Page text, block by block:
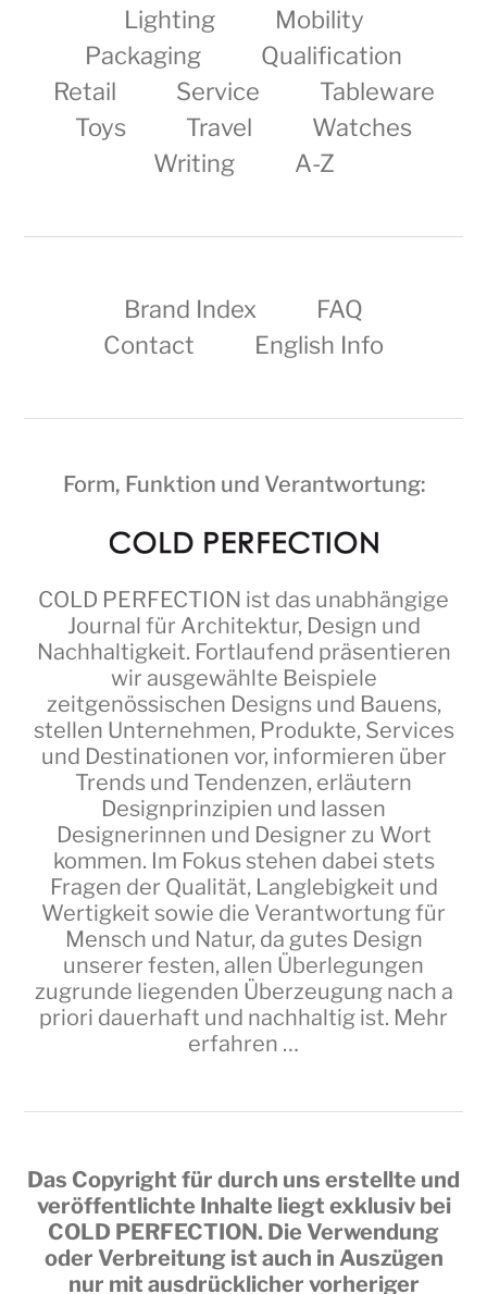
Lighting
Mobility
Packaging
Qualification
Retail
Service
Tableware
Toys
Travel
Watches
Writing
A-Z
Brand Index
FAQ
Contact
English Info
Form, Funktion und Verantwortung:
COLD PERFECTION ist das unabhängige
Journal für Architektur, Design und
Nachhaltigkeit. Fortlaufend präsentieren
wir ausgewählte Beispiele
zeitgenössischen Designs und Bauens,
stellen Unternehmen, Produkte, Services
und Destinationen vor, informieren über
Trends und Tendenzen, erläutern
Designprinzipien und lassen
Designerinnen und Designer zu Wort
kommen. Im Fokus stehen dabei stets
Fragen der Qualität, Langlebigkeit und
Wertigkeit sowie die Verantwortung für
Mensch und Natur, da gutes Design
unserer festen, allen Überlegungen
zugrunde liegenden Überzeugung nach a
priori dauerhaft und nachhaltig ist. Mehr
erfahren …
Das Copyright für durch uns erstellte und
veröffentlichte Inhalte liegt exklusiv bei
COLD PERFECTION. Die Verwendung
oder Verbreitung ist auch in Auszügen
nur mit ausdrücklicher vorheriger